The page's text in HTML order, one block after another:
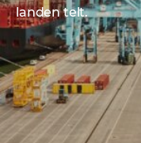
landen telt.